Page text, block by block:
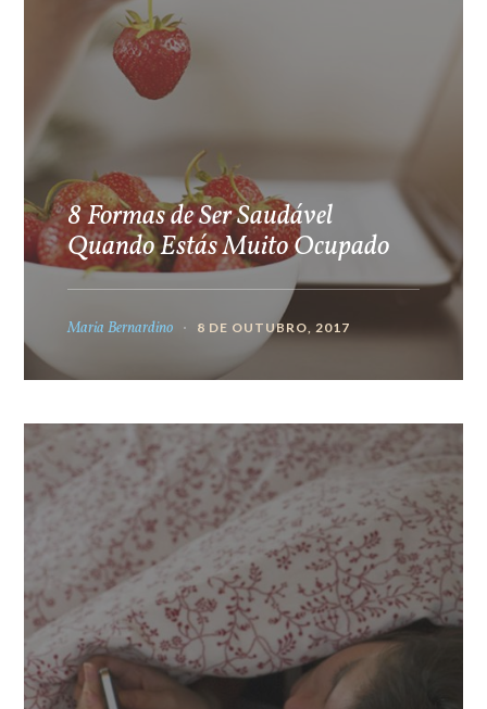
8 Formas de Ser Saudável
Quando Estás Muito Ocupado
Maria Bernardino 8 DE OUTUBRO, 2017